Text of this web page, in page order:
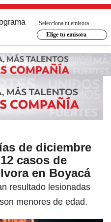
Selecciona tu emisora
Elige tu emisora
de diciembre
casos de
en Boyacá
resultado lesionadas
menores de edad.